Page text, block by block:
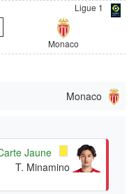
Ligue 1
Monaco
Monaco
Jaune
T. Minamino